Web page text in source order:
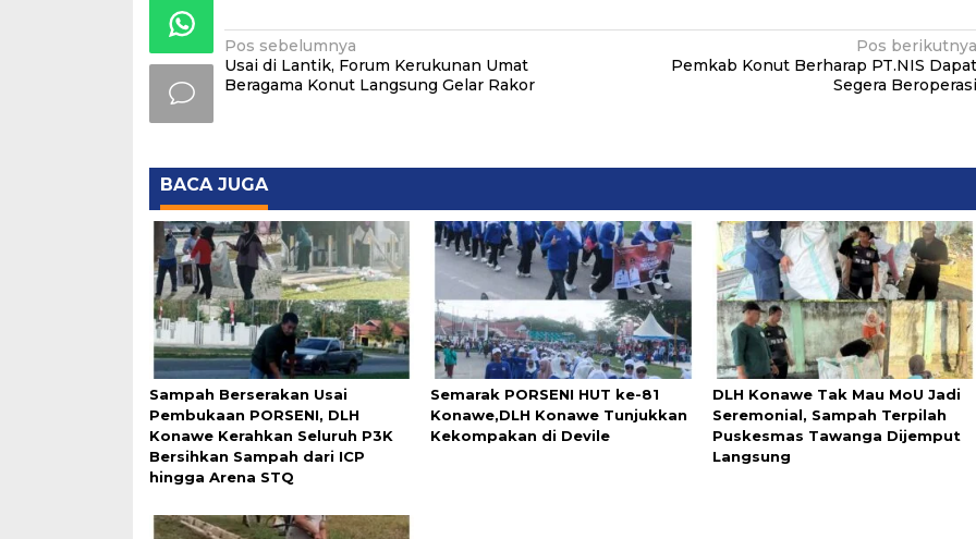
Navigasi
pos
Pos sebelumnya
Usai di Lantik, Forum Kerukunan Umat
Beragama Konut Langsung Gelar Rakor
Pos berikutnya
Pemkab Konut Berharap PT.NIS Dapat
Segera Beroperasi
BACA JUGA
Sampah Berserakan Usai
Pembukaan PORSENI, DLH
Konawe Kerahkan Seluruh P3K
Bersihkan Sampah dari ICP
hingga Arena STQ
Semarak PORSENI HUT ke-81
Konawe,DLH Konawe Tunjukkan
Kekompakan di Devile
DLH Konawe Tak Mau MoU Jadi
Seremonial, Sampah Terpilah
Puskesmas Tawanga Dijemput
Langsung